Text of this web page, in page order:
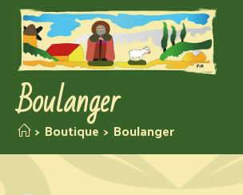
Boulanger
> Boutique > Boulanger